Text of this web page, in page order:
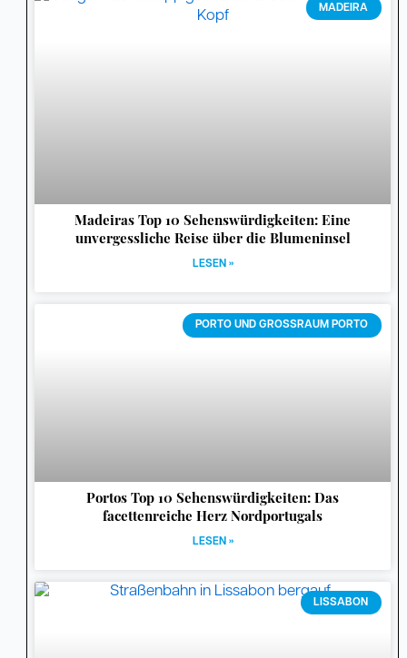
MADEIRA
Madeiras Top 10 Sehenswürdigkeiten: Eine
unvergessliche Reise über die Blumeninsel
LESEN »
PORTO UND GROSSRAUM PORTO
Portos Top 10 Sehenswürdigkeiten: Das
facettenreiche Herz Nordportugals
LESEN »
LISSABON